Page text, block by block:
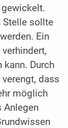
gewickelt.
Stelle sollte
Ein
Durch
dass
möglich
Anlegen